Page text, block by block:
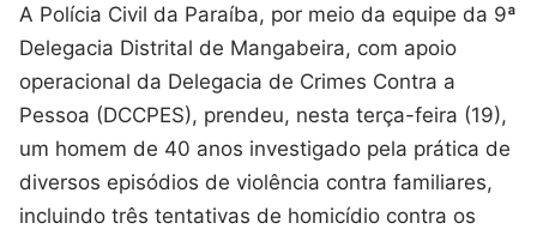
A Polícia Civil da Paraíba, por meio da equipe da 9ª
Delegacia Distrital de Mangabeira, com apoio
operacional da Delegacia de Crimes Contra a
Pessoa (DCCPES), prendeu, nesta terça-feira (19),
um homem de 40 anos investigado pela prática de
diversos episódios de violência contra familiares,
incluindo três tentativas de homicídio contra os